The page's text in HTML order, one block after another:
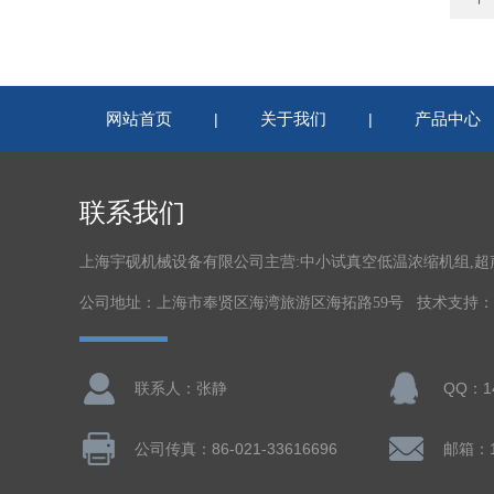
网站首页 | 关于我们 | 产品中心
联系我们
上海宇砚机械设备有限公司主营:中小试真空低温浓缩机组,
公司地址：上海市奉贤区海湾旅游区海拓路59号 技术支持：
联系人：张静 QQ：
公司传真：86-021-33616696 邮箱